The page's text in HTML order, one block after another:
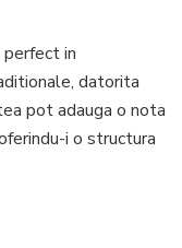
in
datorita
pot adauga o nota
i o structura